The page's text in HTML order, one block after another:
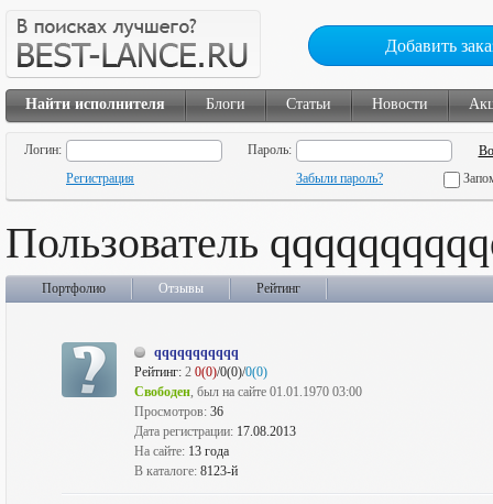
Добавить
Найти исполнителя Блоги Статьи Новости
Логин:
Пароль:
Регистрация
Забыли пароль?
Пользователь
Портфолио Отзывы Рейтинг
qqqqqqqqqqq
Рейтинг: 2 0(0)/0(0)/0(0)
Свободен, был на сайте 01.01.1970 03:00
Просмотров: 36
Дата регистрации: 17.08.2013
На сайте: 13 года
В каталоге: 8123-й